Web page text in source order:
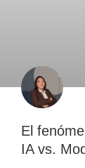
El
IA vs.